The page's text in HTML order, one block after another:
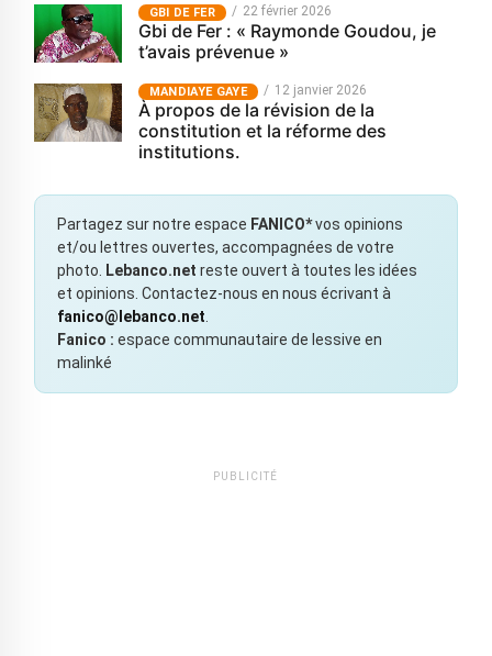
GBI DE FER 22 février 2026
Gbi de Fer : « Raymonde Goudou, je
t’avais prévenue »
MANDIAYE GAYE 12 janvier 2026
À propos de la révision de la
constitution et la réforme des
institutions.
Partagez sur notre espace FANICO*vos opinions
et/ou lettres ouvertes, accompagnées de votre
photo.
Lebanco.net reste ouvert à toutes les idées
et opinions. Contactez-nous en nous écrivant à
fanico@lebanco.net
Fanico : espace communautaire de lessive en
malinké
PUBLICITÉ